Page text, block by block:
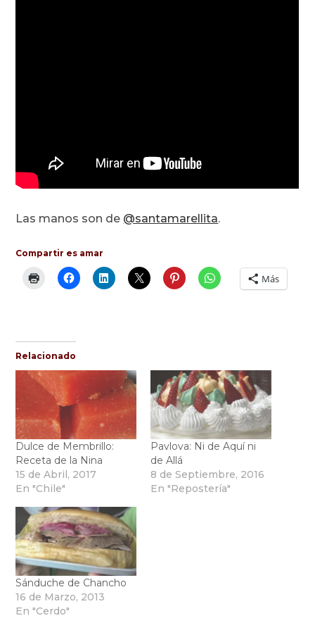
Las manos son de @santamarellita.
Compartir es amar
Más
Relacionado
Dulce de Membrillo:
Receta de la Nina
15 de Abril, 2017
En "Chile"
Pavlova: Ni de Aquí ni
de Allá
8 de Septiembre, 2016
En "Repostería"
Sánduche de Chancho
16 de Marzo, 2013
En "Cerdo"